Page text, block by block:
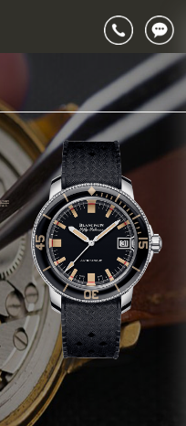
▲
▼
北京市朝阳区建国门外大街甲6号华熙国际中心写字楼D座11层1102室（需提前预约）
北京市东城区东长安街1号王府井东方广场W3座6层602室宝珀售后服务中心（需提前预约）